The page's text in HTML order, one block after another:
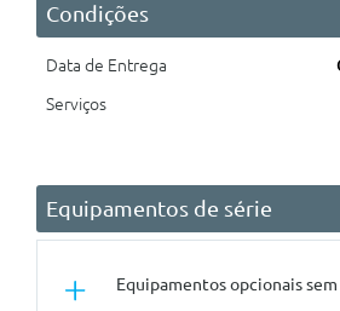
Condições
Data de Entrega
Serviços
Equipamentos de série
Equipamentos opcionais